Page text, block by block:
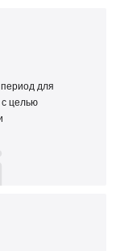
для
целью